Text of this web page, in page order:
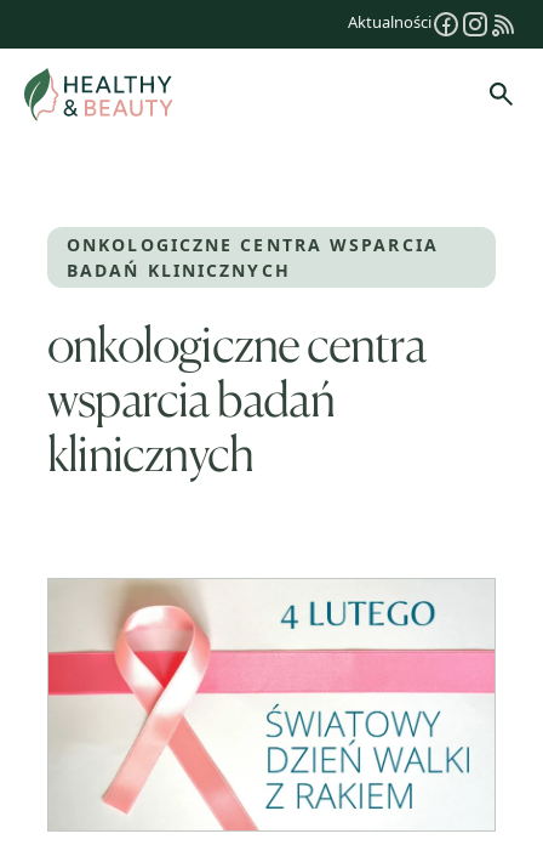
treści
Aktualności
ONKOLOGICZNE CENTRA WSPARCIA
BADAŃ KLINICZNYCH
onkologiczne centra
wsparcia badań
klinicznych